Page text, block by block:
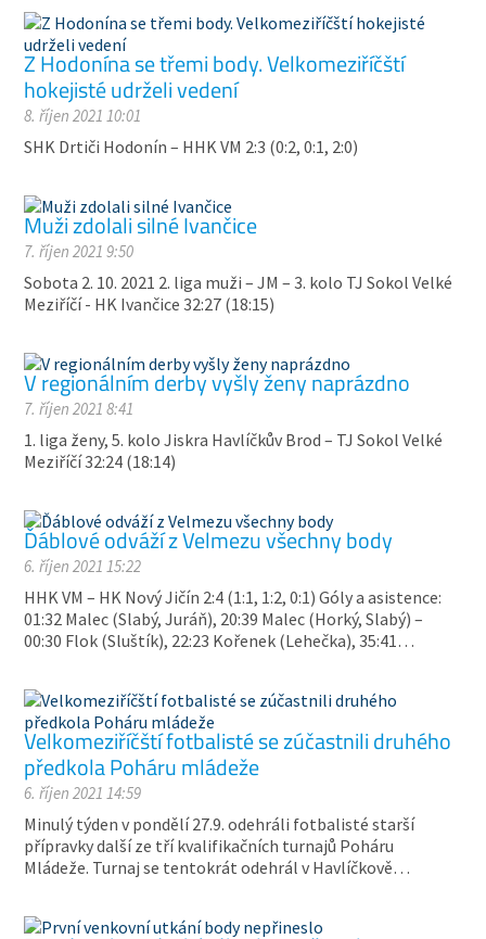
Z Hodonína se třemi body. Velkomeziříčští
hokejisté udrželi vedení
8. říjen 2021 10:01
SHK Drtiči Hodonín – HHK VM 2:3 (0:2, 0:1, 2:0)
Muži zdolali silné Ivančice
7. říjen 2021 9:50
Sobota 2. 10. 2021 2. liga muži – JM – 3. kolo TJ Sokol Velké
Meziříčí - HK Ivančice 32:27 (18:15)
V regionálním derby vyšly ženy naprázdno
7. říjen 2021 8:41
1. liga ženy, 5. kolo Jiskra Havlíčkův Brod – TJ Sokol Velké
Meziříčí 32:24 (18:14)
Ďáblové odváží z Velmezu všechny body
6. říjen 2021 15:22
HHK VM – HK Nový Jičín 2:4 (1:1, 1:2, 0:1) Góly a asistence:
01:32 Malec (Slabý, Juráň), 20:39 Malec (Horký, Slabý) –
00:30 Flok (Sluštík), 22:23 Kořenek (Lehečka), 35:41…
Velkomeziříčští fotbalisté se zúčastnili druhého
předkola Poháru mládeže
6. říjen 2021 14:59
Minulý týden v pondělí 27.9. odehráli fotbalisté starší
přípravky další ze tří kvalifikačních turnajů Poháru
Mládeže. Turnaj se tentokrát odehrál v Havlíčkově…